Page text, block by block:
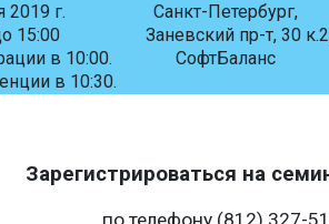
2019 г.
15:00
в 10:00.
в 10:30.
Санкт-Петербург,
Заневский пр-т, 30
СофтБаланс
Зарегистрироваться на